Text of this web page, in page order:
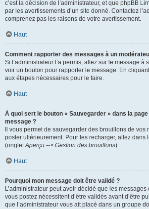
c’est la décision de l’administrateur, et que phpBB
par les avertissements d’un site donné. Contactez
comprenez pas les raisons de votre avertissement.
Haut
Comment rapporter des messages à un
Si l’administrateur l’a permis, allez sur le message à
voir un bouton pour rapporter le message. En
aux étapes nécessaires pour le faire.
Haut
À quoi sert le bouton « Sauvegarder » dans la
message ?
Il vous permet de sauvegarder des brouillons de vos
poster ultérieurement. Pour les recharger, allez dans
(ongletAperçu --> Gestion des brouillons).
Haut
Pourquoi mon message doit être validé ?
L’administrateur peut avoir décidé que les messages
vous postez nécessitent d’être validés avant d’être
que l’administrateur vous ait placé dans un groupe